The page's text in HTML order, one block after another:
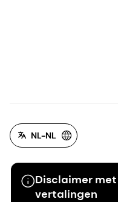
Disclaimer
vertalingen
NL-NL